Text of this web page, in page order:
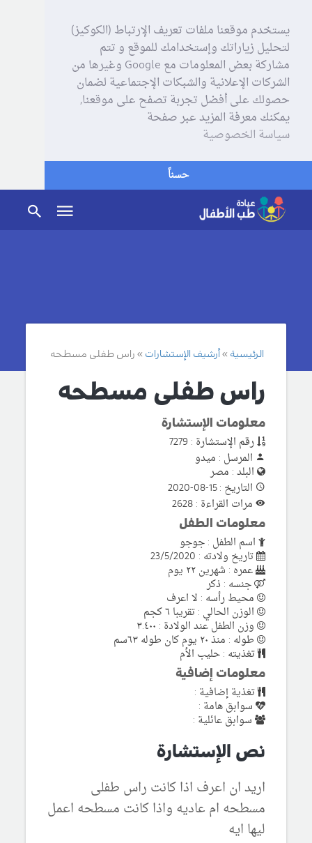
يستخدم موقعنا ملفات تعريف الإرتباط (الكوكيز)
لتحليل زياراتك وإستخدامك للموقع و تتم
مشاركة بعض المعلومات مع Google وغيرها من
الشركات الإعلانية والشبكات الإجتماعية لضمان
حصولك على أفضل تجربة تصفح على موقعنا,
يمكنك معرفة المزيد عبر صفحة
سياسة الخصوصية
حسناً
الرئيسية أرشيف الإستشارات راس طفلى مسطحه
راس طفلى مسطحه
معلومات الإستشارة
رقم الإستشارة : 7279
المرسل : ميدو
البلد : مصر
التاريخ : 15-08-2020
مرات القراءة : 2628
معلومات الطفل
اسم الطفل : جوجو
تاريخ ولادته : 23/5/2020
عمره : شهرين ٢٢ يوم
جنسه : ذكر
محيط رأسه : لا اعرف
الوزن الحالي : تقريبا ٦ كجم
وزن الطفل عند الولادة : ٣.٤٠٠
طوله : منذ ٢٠ يوم كان طوله ٦٣سم
تغذيته : حليب الأم
معلومات إضافية
تغذية إضافية :
سوابق هامة :
سوابق عائلية :
نص الإستشارة
اريد ان اعرف اذا كانت راس طفلى
مسطحه ام عاديه واذا كانت مسطحه اعمل
ليها ايه